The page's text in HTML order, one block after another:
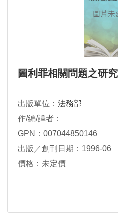
圖利罪相關問題之研究
出版單位： 法務部
作/編/譯者：
GPN：007044850146
出版／創刊日期：1996-06
價格：未定價